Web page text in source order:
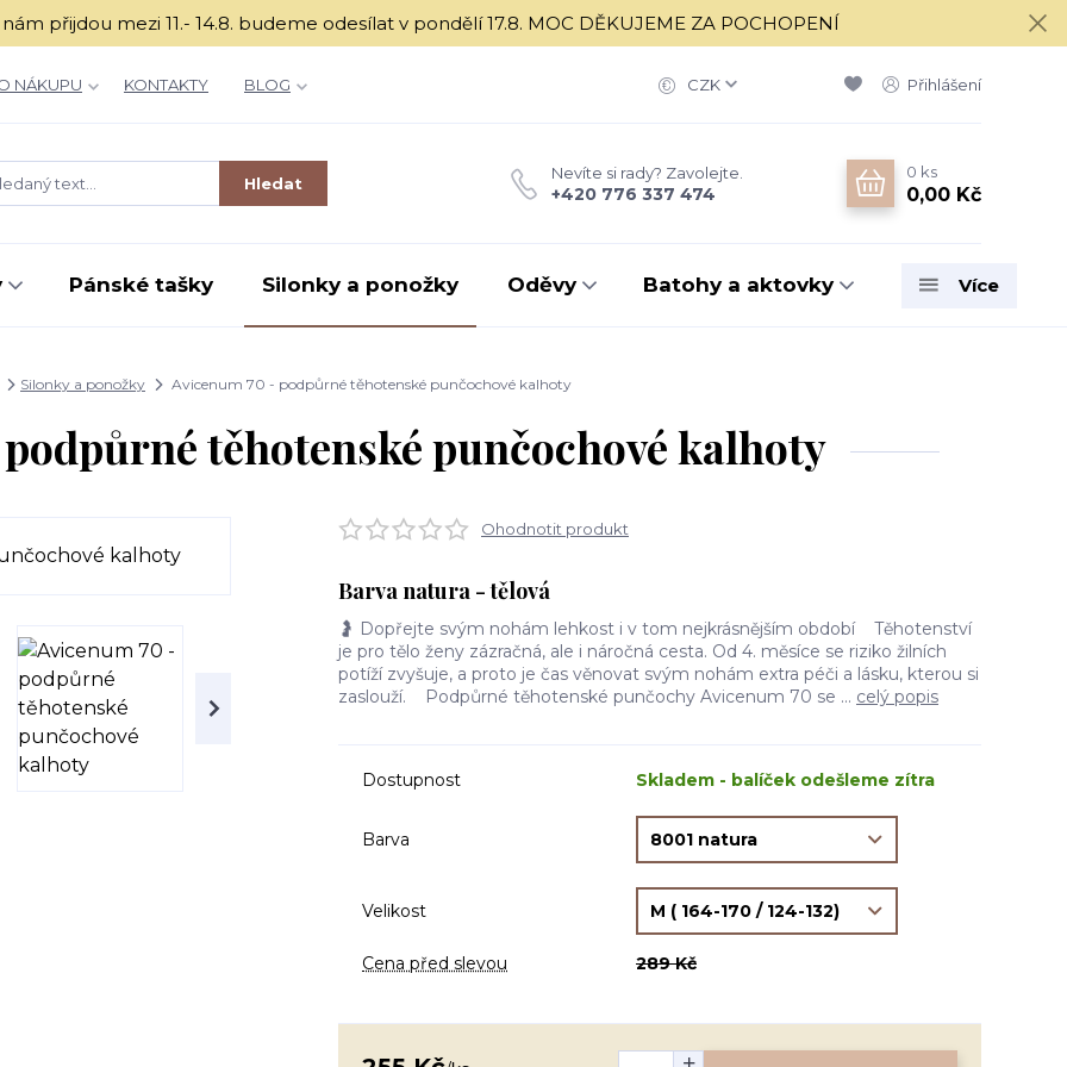
přijdou mezi 11.- 14.8. budeme odesílat v pondělí 17.8. MOC DĚKUJEME ZA POCHOPENÍ
NÁKUPU KONTAKTY BLOG CZK Přihlášení
Hledat
Nevíte si rady? Zavolejte.
+420 776 337 474
0 ks
0,00 Kč
Pánské tašky Silonky a ponožky Oděvy Batohy a aktovky Více
Silonky a ponožky Avicenum 70 - podpůrné těhotenské punčochové kalhoty
těhotenské punčochové kalhoty
Ohodnotit produkt
Barva natura - tělová
🤰 Dopřejte svým nohám lehkost i v tom nejkrásnějším období Těhotenství
je pro tělo ženy zázračná, ale i náročná cesta. Od 4. měsíce se riziko žilních
potíží zvyšuje, a proto je čas věnovat svým nohám extra péči a lásku, kterou si
zaslouží. Podpůrné těhotenské punčochy Avicenum 70 se ... celý popis
Dostupnost Skladem - balíček odešleme zítra
Barva
Velikost
Cena před slevou 289 Kč